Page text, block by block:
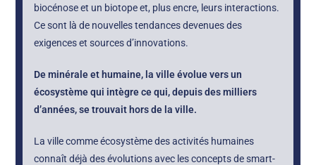
biocénose et un biotope et, plus encre, leurs interactions.
Ce sont là de nouvelles tendances devenues des
exigences et sources d’innovations.
De minérale et humaine, la ville évolue vers un
écosystème qui intègre ce qui, depuis des milliers
d’années, se trouvait hors de la ville.
La ville comme écosystème des activités humaines
connaît déjà des évolutions avec les concepts de smart-